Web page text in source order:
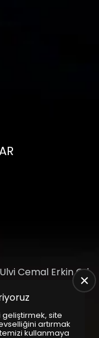
Cemal Erkin Cd.
site
artırmak
kullanmaya